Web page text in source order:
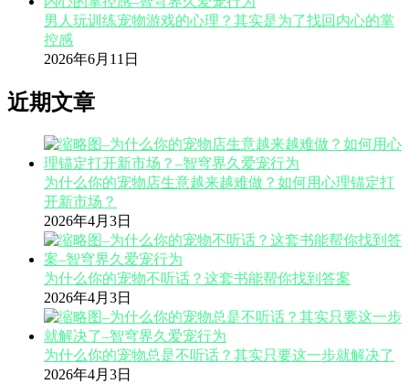
男人玩训练宠物游戏的心理？其实是为了找回内心的掌
控感
2026年6月11日
近期文章
为什么你的宠物店生意越来越难做？如何用心理锚定打
开新市场？
2026年4月3日
为什么你的宠物不听话？这套书能帮你找到答案
2026年4月3日
为什么你的宠物总是不听话？其实只要这一步就解决了
2026年4月3日